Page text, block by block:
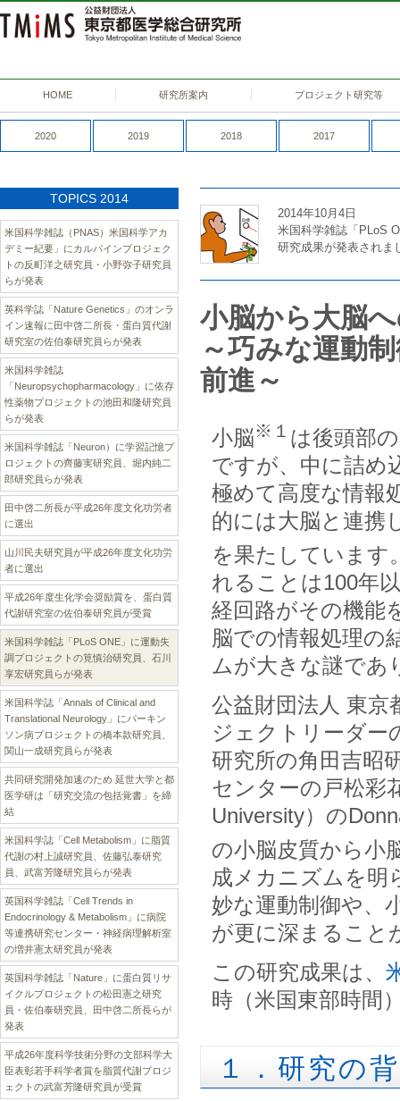
HOME 研究所案内 プロジェクト研究等
2020 2019 2018 2017
TOPICS 2014
米国科学雑誌（PNAS）米国科学アカ
デミー紀要」にカルパインプロジェク
トの反町洋之研究員・小野弥子研究員
らが発表
英科学誌「Nature Genetics」のオンラ
イン速報に田中啓二所長・蛋白質代謝
研究室の佐伯泰研究員らが発表
米国科学雑誌
「Neuropsychopharmacology」に依存
性薬物プロジェクトの池田和隆研究員
らが発表
米国科学雑誌「Neuron）に学習記憶プ
ロジェクトの齊藤実研究員、堀内純二
郎研究員らが発表
田中啓二所長が平成26年度文化功労者
に選出
山川民夫研究員が平成26年度文化功労
者に選出
平成26年度生化学会奨励賞を、蛋白質
代謝研究室の佐伯泰研究員が受賞
米国科学雑誌「PLoS ONE」に運動失
調プロジェクトの筧慎治研究員、石川
享宏研究員らが発表
米国科学誌「Annals of Clinical and
Translational Neurology」にパーキン
ソン病プロジェクトの橋本款研究員、
関山一成研究員らが発表
共同研究開発加速のため 延世大学と都
医学研は「研究交流の包括覚書」を締
結
米国科学誌「Cell Metabolism」に脂質
代謝の村上誠研究員、佐藤弘泰研究
員、武富芳隆研究員らが発表
英国科学雑誌「Cell Trends in
Endocrinology & Metabolism」に病院
等連携研究センター・神経病理解析室
の増井憲太研究員が発表
英国科学雑誌「Nature」に蛋白質リサ
イクルプロジェクトの松田憲之研究
員・佐伯泰研究員、田中啓二所長らが
発表
平成26年度科学技術分野の文部科学大
臣表彰若手科学者賞を脂質代謝プロジ
ェクトの武富芳隆研究員が受賞
2014年10月4日
米国科学雑誌「PLoS
研究成果が発表されま
小脳から大脳
～巧みな運動
前進～
小脳※１ は後頭部
ですが、中に詰め
極めて高度な情報
的には大脳と連携
を果たしています
れることは100年
経回路がその機能
脳での情報処理の
ムが大きな謎であ
公益財団法人 東京
ジェクトリーダー
研究所の角田吉昭
センターの戸松彩
University）の
の小脳皮質から小
成メカニズムを明
妙な運動制御や、
が更に深まること
この研究成果は、
時（米国東部時間
１．研究の